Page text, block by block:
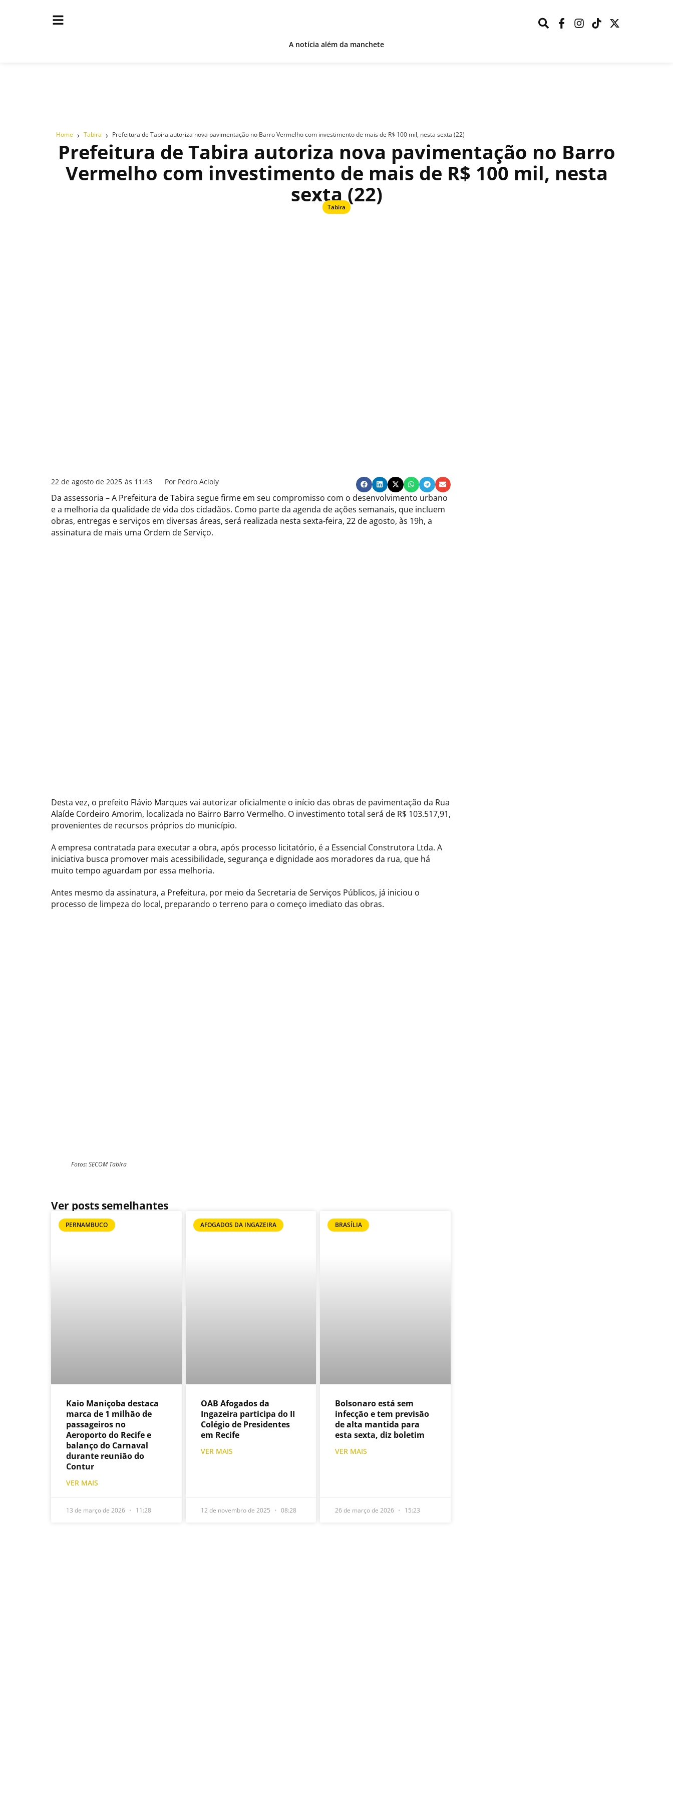
A notícia além da manchete
Home › Tabira › Prefeitura de Tabira autoriza nova pavimentação no Barro Vermelho com investimento de mais de R$ 100 mil, nesta sexta (22)
Prefeitura de Tabira autoriza nova pavimentação no Barro
Vermelho com investimento de mais de R$ 100 mil, nesta
sexta (22)
Tabira
22 de agosto de 2025 às 11:43 Por Pedro Acioly
Da assessoria – A Prefeitura de Tabira segue firme em seu compromisso com o desenvolvimento urbano
e a melhoria da qualidade de vida dos cidadãos. Como parte da agenda de ações semanais, que incluem
obras, entregas e serviços em diversas áreas, será realizada nesta sexta-feira, 22 de agosto, às 19h, a
assinatura de mais uma Ordem de Serviço.
Desta vez, o prefeito Flávio Marques vai autorizar oficialmente o início das obras de pavimentação da Rua
Alaíde Cordeiro Amorim, localizada no Bairro Barro Vermelho. O investimento total será de R$ 103.517,91,
provenientes de recursos próprios do município.
A empresa contratada para executar a obra, após processo licitatório, é a Essencial Construtora Ltda. A
iniciativa busca promover mais acessibilidade, segurança e dignidade aos moradores da rua, que há
muito tempo aguardam por essa melhoria.
Antes mesmo da assinatura, a Prefeitura, por meio da Secretaria de Serviços Públicos, já iniciou o
processo de limpeza do local, preparando o terreno para o começo imediato das obras.
Fotos: SECOM Tabira
Ver posts semelhantes
PERNAMBUCO
Kaio Maniçoba destaca
marca de 1 milhão de
passageiros no
Aeroporto do Recife e
balanço do Carnaval
durante reunião do
Contur
VER MAIS
13 de março de 2026 11:28
AFOGADOS DA INGAZEIRA
OAB Afogados da
Ingazeira participa do II
Colégio de Presidentes
em Recife
VER MAIS
12 de novembro de 2025 08:28
BRASÍLIA
Bolsonaro está sem
infecção e tem previsão
de alta mantida para
esta sexta, diz boletim
VER MAIS
26 de março de 2026 15:23